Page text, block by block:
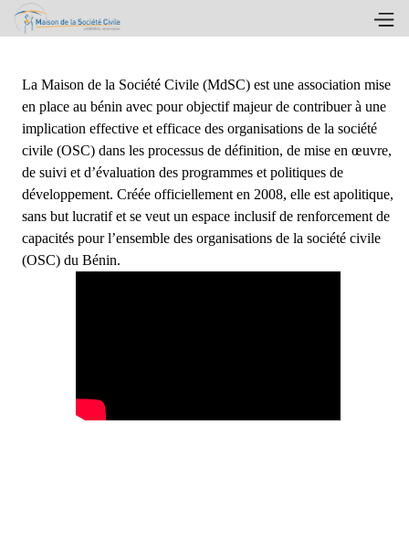
La Maison de la Société Civile (MdSC) est une association mise
en place au bénin avec pour objectif majeur de contribuer à une
implication effective et efficace des organisations de la société
civile (OSC) dans les processus de définition, de mise en œuvre,
de suivi et d’évaluation des programmes et politiques de
développement. Créée officiellement en 2008, elle est apolitique,
sans but lucratif et se veut un espace inclusif de renforcement de
capacités pour l’ensemble des organisations de la société civile
(OSC) du Bénin.